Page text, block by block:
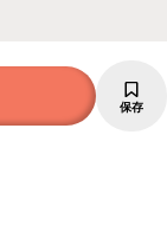
保存